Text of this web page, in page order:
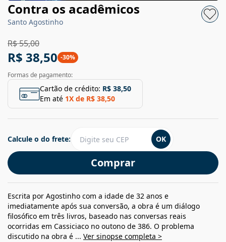
Contra os acadêmicos
Santo Agostinho
R$ 55,00
R$ 38,50 -30%
Formas de pagamento:
Cartão de crédito: R$ 38,50
Em até 1X de R$ 38,50
Comprar
Calcule o do frete: OK
Escrita por Agostinho com a idade de 32 anos e
imediatamente após sua conversão, a obra é um diálogo
filosófico em três livros, baseado nas conversas reais
ocorridas em Cassiciaco no outono de 386. O problema
discutido na obra é ... Ver sinopse completa >